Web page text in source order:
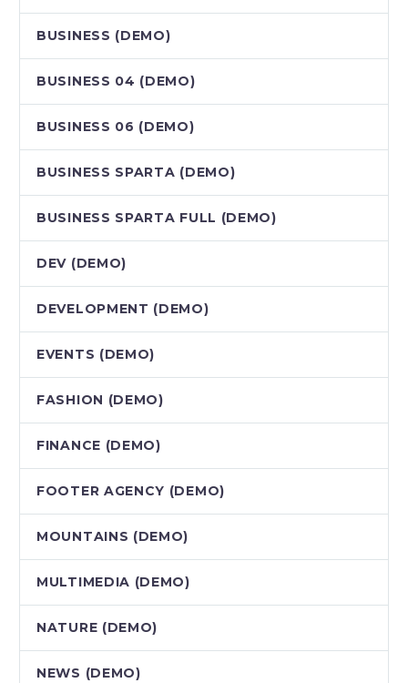
BUSINESS (DEMO)
BUSINESS 04 (DEMO)
BUSINESS 06 (DEMO)
BUSINESS SPARTA (DEMO)
BUSINESS SPARTA FULL (DEMO)
DEV (DEMO)
DEVELOPMENT (DEMO)
EVENTS (DEMO)
FASHION (DEMO)
FINANCE (DEMO)
FOOTER AGENCY (DEMO)
MOUNTAINS (DEMO)
MULTIMEDIA (DEMO)
NATURE (DEMO)
NEWS (DEMO)